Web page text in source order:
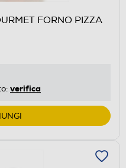
FORNO PIZZA
verifica